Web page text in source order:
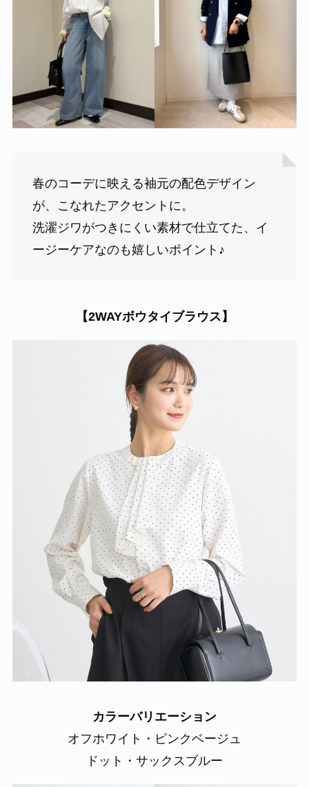
春のコーデに映える袖元の配色デザイン
が、こなれたアクセントに。
洗濯ジワがつきにくい素材で仕立てた、イ
ージーケアなのも嬉しいポイント♪
【2WAYボウタイブラウス】
カラーバリエーション
オフホワイト・ピンクベージュ
ドット・サックスブルー